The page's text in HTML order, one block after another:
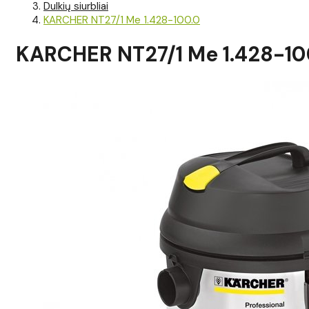
Dulkių siurbliai
KARCHER NT27/1 Me 1.428-100.0
KARCHER NT27/1 Me 1.428-